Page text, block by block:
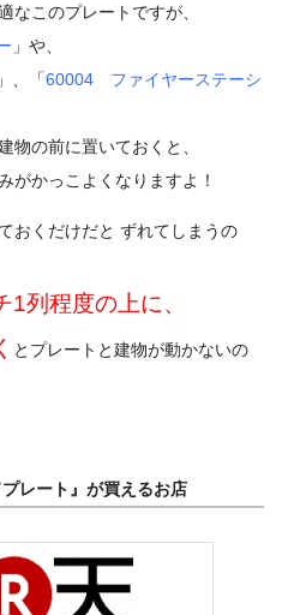
なこのプレートですが、
」や、
」、「60004 ファイヤーステーシ
物の前に置いておくと、
がかっこよくなりますよ！
おくだけだと ずれてしまうの
列程度の上に、
とプレートと建物が動かないの
レート』が買えるお店